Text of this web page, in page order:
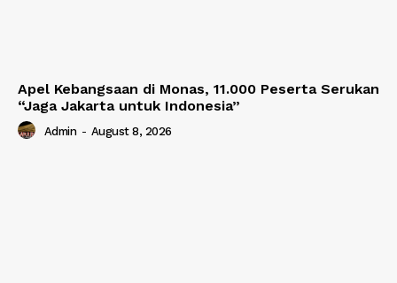
Apel Kebangsaan di Monas, 11.000 Peserta Serukan
“Jaga Jakarta untuk Indonesia”
Admin - August 8, 2026